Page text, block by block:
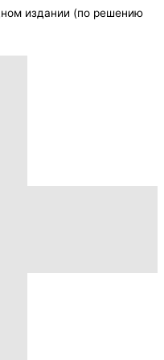
издании (по решению